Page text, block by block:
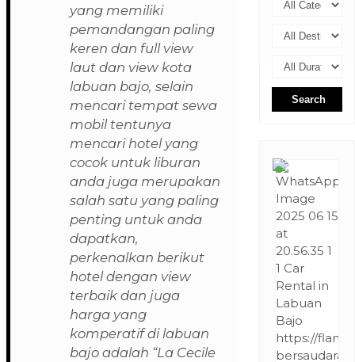
yang memiliki
pemandangan paling
keren dan full view
laut dan view kota
labuan bajo, selain
mencari tempat sewa
mobil tentunya
mencari hotel yang
cocok untuk liburan
anda juga merupakan
salah satu yang paling
penting untuk anda
dapatkan,
perkenalkan berikut
hotel dengan view
terbaik dan juga
harga yang
komperatif di labuan
bajo adalah “La Cecile
Search